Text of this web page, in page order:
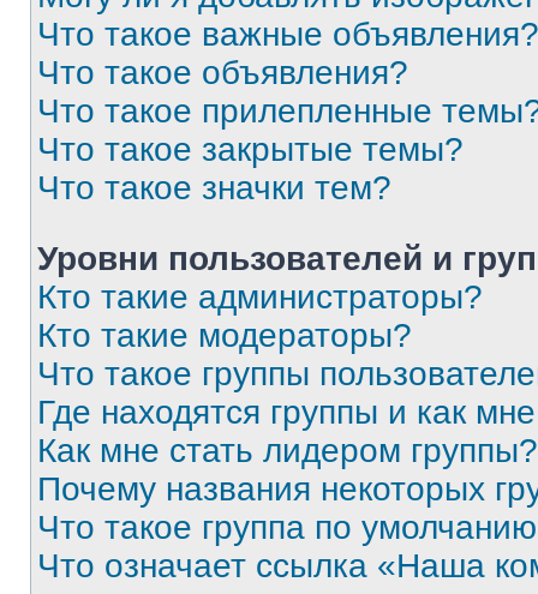
Что такое важные объявления?
Что такое объявления?
Что такое прилепленные
Что такое закрытые темы?
Что такое значки тем?
Уровни пользователей и
Кто такие администраторы?
Кто такие модераторы?
Что такое группы
Где находятся группы и как
Как мне стать лидером группы?
Почему названия некоторых
Что такое группа по
Что означает ссылка «Наша